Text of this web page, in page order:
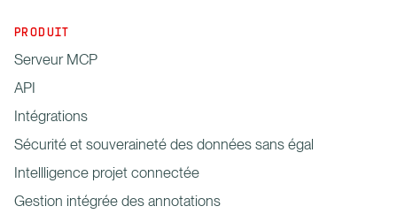
PRODUIT
Serveur MCP
API
Intégrations
Sécurité et souveraineté des données sans égal
Intellligence projet connectée
Gestion intégrée des annotations